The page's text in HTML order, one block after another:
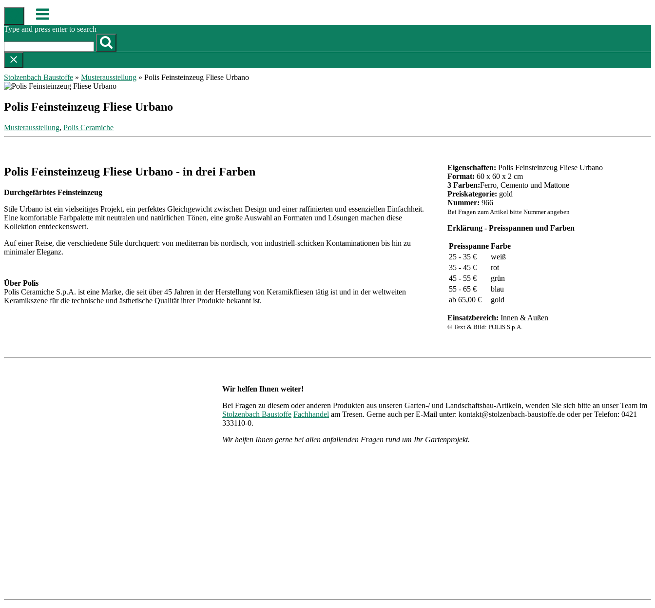
Skip
content
Menu
Type and press enter to search
Stolzenbach Baustoffe » Musterausstellung » Polis Feinsteinzeug Fliese Urbano
Polis Feinsteinzeug Fliese Urbano
Musterausstellung, Polis Ceramiche
Polis Feinsteinzeug Fliese Urbano - in drei Farben
Durchgefärbtes Feinsteinzeug
Stile Urbano ist ein vielseitiges Projekt, ein perfektes Gleichgewicht zwischen Design und einer raffinierten und essenziellen Einfachheit.
Eine komfortable Farbpalette mit neutralen und natürlichen Tönen, eine große Auswahl an Formaten und Lösungen machen diese
Kollektion entdeckenswert.
Auf einer Reise, die verschiedene Stile durchquert: von mediterran bis nordisch, von industriell-schicken Kontaminationen bis hin zu
minimaler Eleganz.
Über Polis
Polis Ceramiche S.p.A. ist eine Marke, die seit über 45 Jahren in der Herstellung von Keramikfliesen tätig ist und in der weltweiten
Keramikszene für die technische und ästhetische Qualität ihrer Produkte bekannt ist.
Eigenschaften: Polis Feinsteinzeug Fliese Urbano
Format: 60 x 60 x 2 cm
3 Farben:Ferro, Cemento und Mattone
Preiskategorie: gold
Nummer: 966
Bei Fragen zum Artikel bitte Nummer angeben
Erklärung - Preisspannen und Farben
Preisspanne Farbe
25 - 35 €
weiß
35 - 45 €
rot
45 - 55 €
grün
55 - 65 €
blau
ab 65,00 €
gold
Einsatzbereich: Innen & Außen
© Text & Bild: POLIS S.p.A.
Wir helfen Ihnen weiter!
Bei Fragen zu diesem oder anderen Produkten aus unseren Garten-/ und Landschaftsbau-Artikeln, wenden Sie sich bitte an unser Team im
Stolzenbach Baustoffe Fachhandel am Tresen. Gerne auch per E-Mail unter: kontakt@stolzenbach-baustoffe.de oder per Telefon: 0421
333110-0.
Wir helfen Ihnen gerne bei allen anfallenden Fragen rund um Ihr Gartenprojekt.